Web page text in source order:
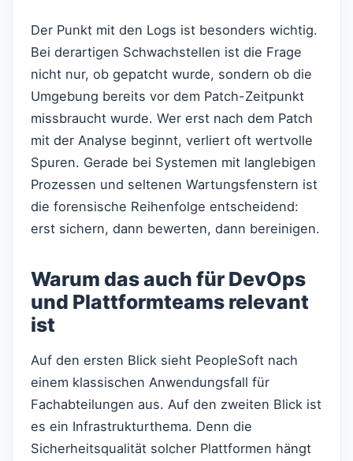
Der Punkt mit den Logs ist besonders wichtig.
Bei derartigen Schwachstellen ist die Frage
nicht nur, ob gepatcht wurde, sondern ob die
Umgebung bereits vor dem Patch-Zeitpunkt
missbraucht wurde. Wer erst nach dem Patch
mit der Analyse beginnt, verliert oft wertvolle
Spuren. Gerade bei Systemen mit langlebigen
Prozessen und seltenen Wartungsfenstern ist
die forensische Reihenfolge entscheidend:
erst sichern, dann bewerten, dann bereinigen.
Warum das auch für DevOps
und Plattformteams relevant
ist
Auf den ersten Blick sieht PeopleSoft nach
einem klassischen Anwendungsfall für
Fachabteilungen aus. Auf den zweiten Blick ist
es ein Infrastrukturthema. Denn die
Sicherheitsqualität solcher Plattformen hängt